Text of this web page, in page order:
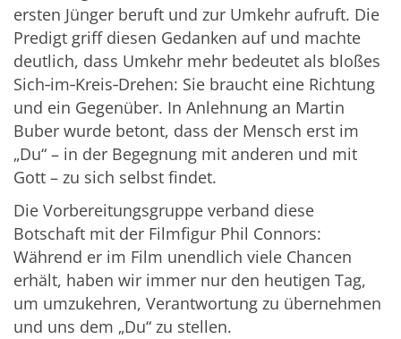
ersten Jünger beruft und zur Umkehr aufruft. Die
Predigt griff diesen Gedanken auf und machte
deutlich, dass Umkehr mehr bedeutet als bloßes
Sich‑im‑Kreis‑Drehen: Sie braucht eine Richtung
und ein Gegenüber. In Anlehnung an Martin
Buber wurde betont, dass der Mensch erst im
„Du“ – in der Begegnung mit anderen und mit
Gott – zu sich selbst findet.
Die Vorbereitungsgruppe verband diese
Botschaft mit der Filmfigur Phil Connors:
Während er im Film unendlich viele Chancen
erhält, haben wir immer nur den heutigen Tag,
um umzukehren, Verantwortung zu übernehmen
und uns dem „Du“ zu stellen.